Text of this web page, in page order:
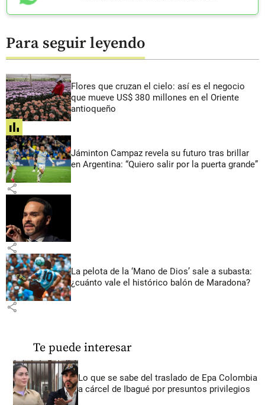
Para seguir leyendo
Flores que cruzan el cielo: así es el negocio
que mueve US$ 380 millones en el Oriente
antioqueño
share
Jáminton Campaz revela su futuro tras brillar
en Argentina: “Quiero salir por la puerta grande”
share
share
La pelota de la ‘Mano de Dios’ sale a subasta:
¿cuánto vale el histórico balón de Maradona?
share
Te puede interesar
Lo que se sabe del traslado de Epa Colombia
a cárcel de Ibagué por presuntos privilegios